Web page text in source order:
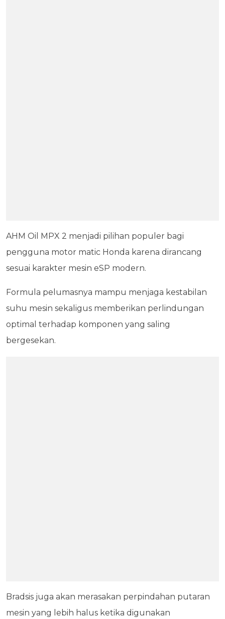
AHM Oil MPX 2 menjadi pilihan populer bagi
pengguna motor matic Honda karena dirancang
sesuai karakter mesin eSP modern.
Formula pelumasnya mampu menjaga kestabilan
suhu mesin sekaligus memberikan perlindungan
optimal terhadap komponen yang saling
bergesekan.
Bradsis juga akan merasakan perpindahan putaran
mesin yang lebih halus ketika digunakan